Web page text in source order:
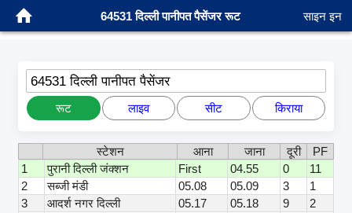
64531 दिल्ली पानीपत पैसेंजर रूट साइन इन
64531 दिल्ली पानीपत पैसेंजर
रूट लाइव सीट किराया
स्टेशन आना जाना दूरी
PF
1
पुरानी दिल्ली जंक्शन First 04.55 0
11
2
सब्जी मंडी 05.08 05.09 3
1
3
आदर्श नगर दिल्ली 05.17 05.18 9
2